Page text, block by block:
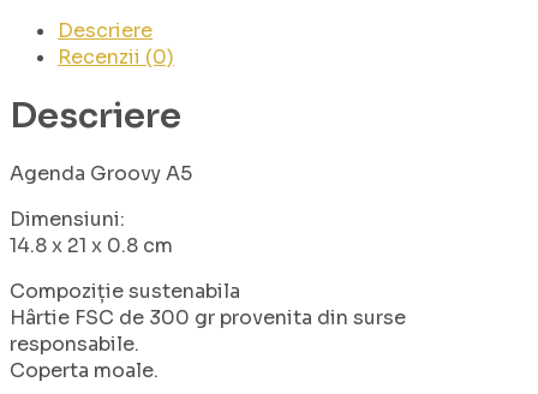
Descriere
Recenzii (0)
Descriere
Agenda Groovy A5
Dimensiuni:
14.8 x 21 x 0.8 cm
Compoziție sustenabila
Hârtie FSC de 300 gr provenita din surse
responsabile.
Coperta moale.